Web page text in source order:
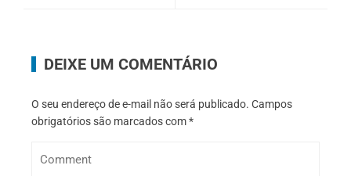
DEIXE UM COMENTÁRIO
O seu endereço de e-mail não será publicado. Campos
obrigatórios são marcados com*